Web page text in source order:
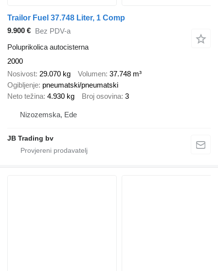
Trailor Fuel 37.748 Liter, 1 Comp
9.900 € Bez PDV-a
Poluprikolica autocisterna
2000
Nosivost 29.070 kg Volumen 37.748 m³
Ogibljenje pneumatski/pneumatski
Neto težina 4.930 kg Broj osovina 3
Nizozemska, Ede
JB Trading bv